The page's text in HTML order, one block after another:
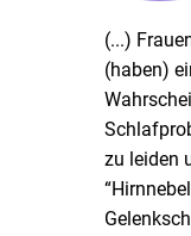
(...)
(haben)
zu leiden